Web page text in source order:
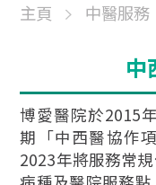
主頁 中醫服務
中
博愛醫院於2015
期「中西醫協作
2023年將服務常